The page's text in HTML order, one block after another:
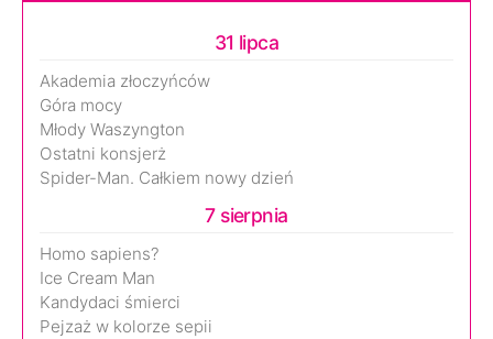
31 lipca
Akademia złoczyńców
Góra mocy
Młody Waszyngton
Ostatni konsjerż
Spider-Man. Całkiem nowy dzień
7 sierpnia
Homo sapiens?
Ice Cream Man
Kandydaci śmierci
Pejzaż w kolorze sepii